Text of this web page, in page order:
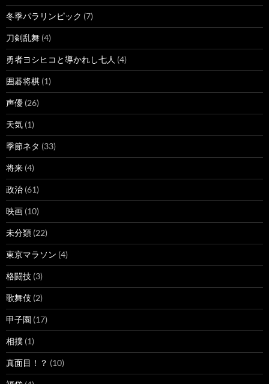
冬季パラリンピック (7)
刀剣乱舞 (4)
勇者ヨシヒコと導かれし七人 (4)
囲碁将棋 (1)
声優 (26)
天気 (1)
季節ネタ (33)
将来 (4)
政治 (61)
映画 (10)
未分類 (22)
東京マラソン (4)
格闘技 (3)
歌舞伎 (2)
甲子園 (17)
相撲 (1)
真面目！？ (10)